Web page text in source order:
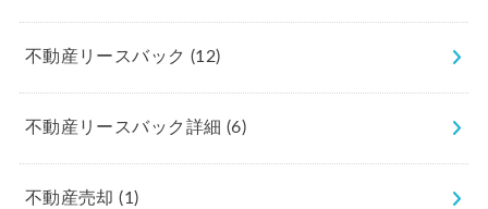
不動産リースバック (12)
不動産リースバック詳細 (6)
不動産売却(1)